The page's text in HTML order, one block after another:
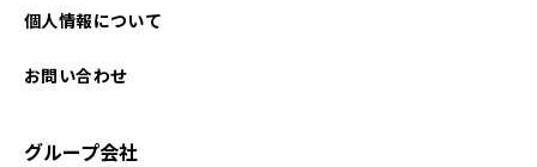
個人情報について
お問い合わせ
グループ会社